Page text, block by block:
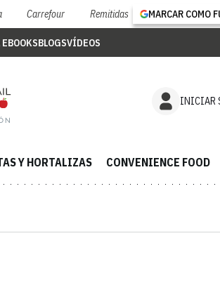
Carrefour Remitidas MARCAR COMO
BLOGSVÍDEOS
INICIAR
Y HORTALIZAS CONVENIENCE FOOD